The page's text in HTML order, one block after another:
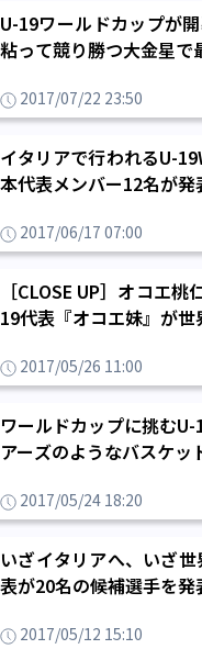
U-19ワールドカップが
粘って競り勝つ大金星で
2017/07/22 23:50
イタリアで行われるU-
本代表メンバー12名が発
2017/06/17 07:00
［CLOSE UP］オコエ
19代表『オコエ妹』が世
2017/05/26 11:00
ワールドカップに挑む
アーズのようなバスケッ
2017/05/24 18:20
いざイタリアへ、いざ
表が20名の候補選手を発
2017/05/12 15:10